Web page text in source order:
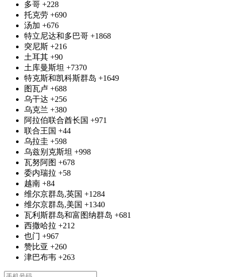
多哥 +228
托克劳 +690
汤加 +676
特立尼达和多巴哥 +1868
突尼斯 +216
土耳其 +90
土库曼斯坦 +7370
特克斯和凯科斯群岛 +1649
图瓦卢 +688
乌干达 +256
乌克兰 +380
阿拉伯联合酋长国 +971
联合王国 +44
乌拉圭 +598
乌兹别克斯坦 +998
瓦努阿图 +678
委内瑞拉 +58
越南 +84
维尔京群岛,英国 +1284
维尔京群岛,美国 +1340
瓦利斯群岛和富图纳群岛 +681
西撒哈拉 +212
也门 +967
赞比亚 +260
津巴布韦 +263